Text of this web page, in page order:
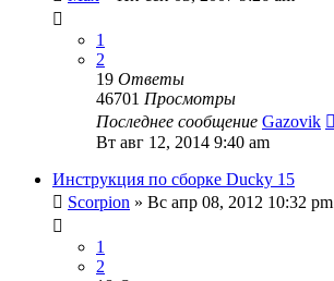
1
2
19 Ответы
46701 Просмотры
Последнее сообщение Gazovik
Вт авг 12, 2014 9:40 am
Инструкция по сборке Ducky 15
Scorpion » Вс апр 08, 2012 10:32 pm
1
2